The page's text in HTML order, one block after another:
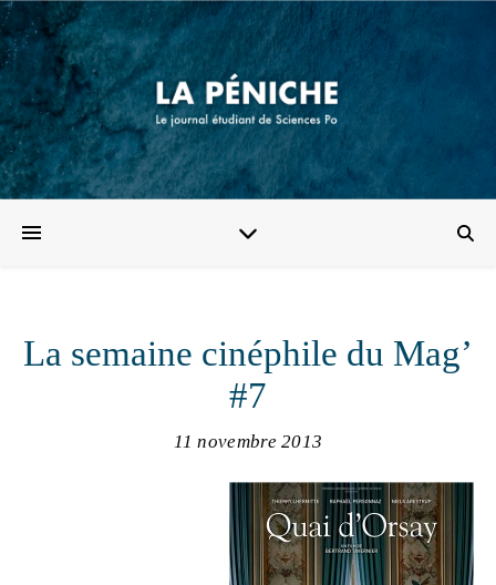
La semaine cinéphile du Mag’
#7
11 novembre 2013